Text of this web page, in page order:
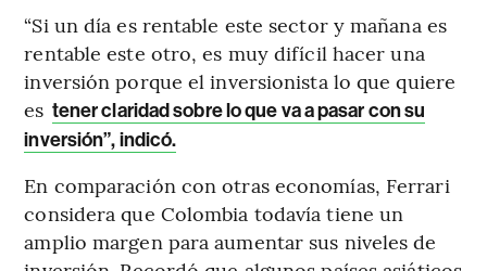
“Si un día es rentable este sector y mañana es
rentable este otro, es muy difícil hacer una
inversión porque el inversionista lo que quiere
es tener claridad sobre lo que va a pasar con su
inversión”, indicó.
En comparación con otras economías, Ferrari
considera que Colombia todavía tiene un
amplio margen para aumentar sus niveles de